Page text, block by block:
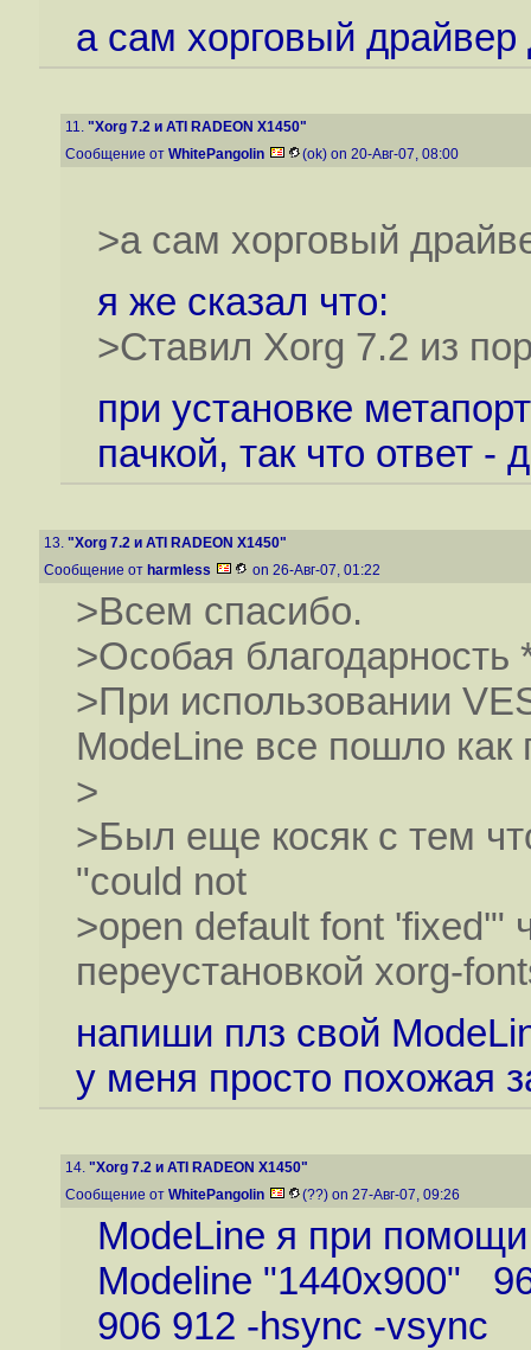
а сам хорговый драйвер
11. "Xorg 7.2 и ATI RADEON X1450"
Сообщение от WhitePangolin (ok) on 20-Авг-07, 08:00
>а сам хорговый
я же сказал что:
>Ставил Xorg 7.2 из
при установке
пачкой, так что ответ -
13. "Xorg 7.2 и ATI RADEON X1450"
Сообщение от harmless on 26-Авг-07, 01:22
>Всем спасибо.
>Особая благодарность
>При использовании
ModeLine все пошло как
>
>Был еще косяк с тем
"could not
>open default font 'fixed'"
переустановкой xorg-
напиши плз свой
у меня просто похожая
14. "Xorg 7.2 и ATI RADEON X1450"
Сообщение от WhitePangolin (??) on 27-Авг-07, 09:26
ModeLine я при
Modeline "1440x900"
906 912 -hsync -vsync